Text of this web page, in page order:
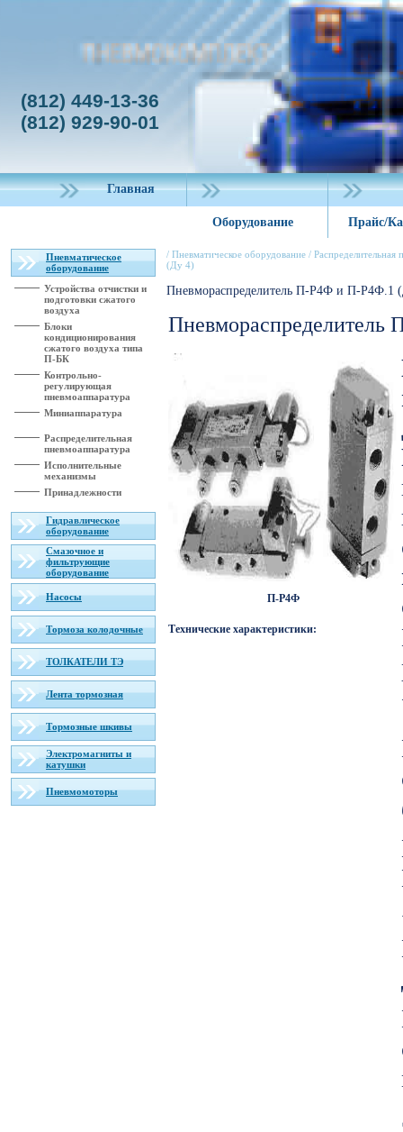
(812) 449-13-36
(812) 929-90-01
Главная
Оборудование Прайс/
Пневматическое
оборудование
Устройства отчистки и
подготовки сжатого
воздуха
Блоки
кондиционирования
сжатого воздуха типа
П-БК
Контрольно-
регулирующая
пневмоаппаратура
Миниаппаратура
Распределительная
пневмоаппаратура
Исполнительные
механизмы
Принадлежности
Гидравлическое
оборудование
Смазочное и
фильтрующие
оборудование
Насосы
Тормоза колодочные
ТОЛКАТЕЛИ ТЭ
Лента тормозная
Тормозные шкивы
Электромагниты и
катушки
Пневмомоторы
/ Пневматическое оборудование / Распределительная
(Ду 4)
Пневмораспределитель П-Р4Ф и П-Р4Ф.1
П-Р4Ф
Технические характеристики: